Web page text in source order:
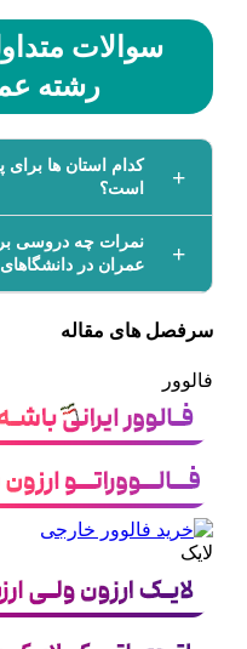
سوالات
رشته
کدام استان­ ها
است؟
نمرات چه دروسی
عمران در
سرفصل های مقاله
فالوور
لایک